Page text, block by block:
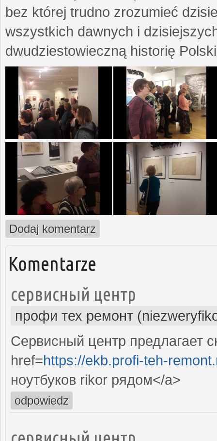
bez której trudno zrozumieć
wszystkich dawnych i
dwudziestowieczną historię
Dodaj komentarz
Komentarze
сервисный центр
профи тех ремонт
Сервисный центр предлагает
href=https://ekb.profi-teh-
ноутбуков rikor рядом</a>
odpowiedz